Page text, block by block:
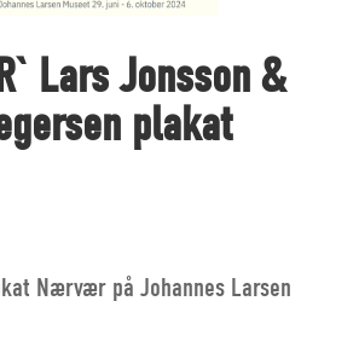
Lars Jonsson &
plakat
Nærvær på Johannes Larsen